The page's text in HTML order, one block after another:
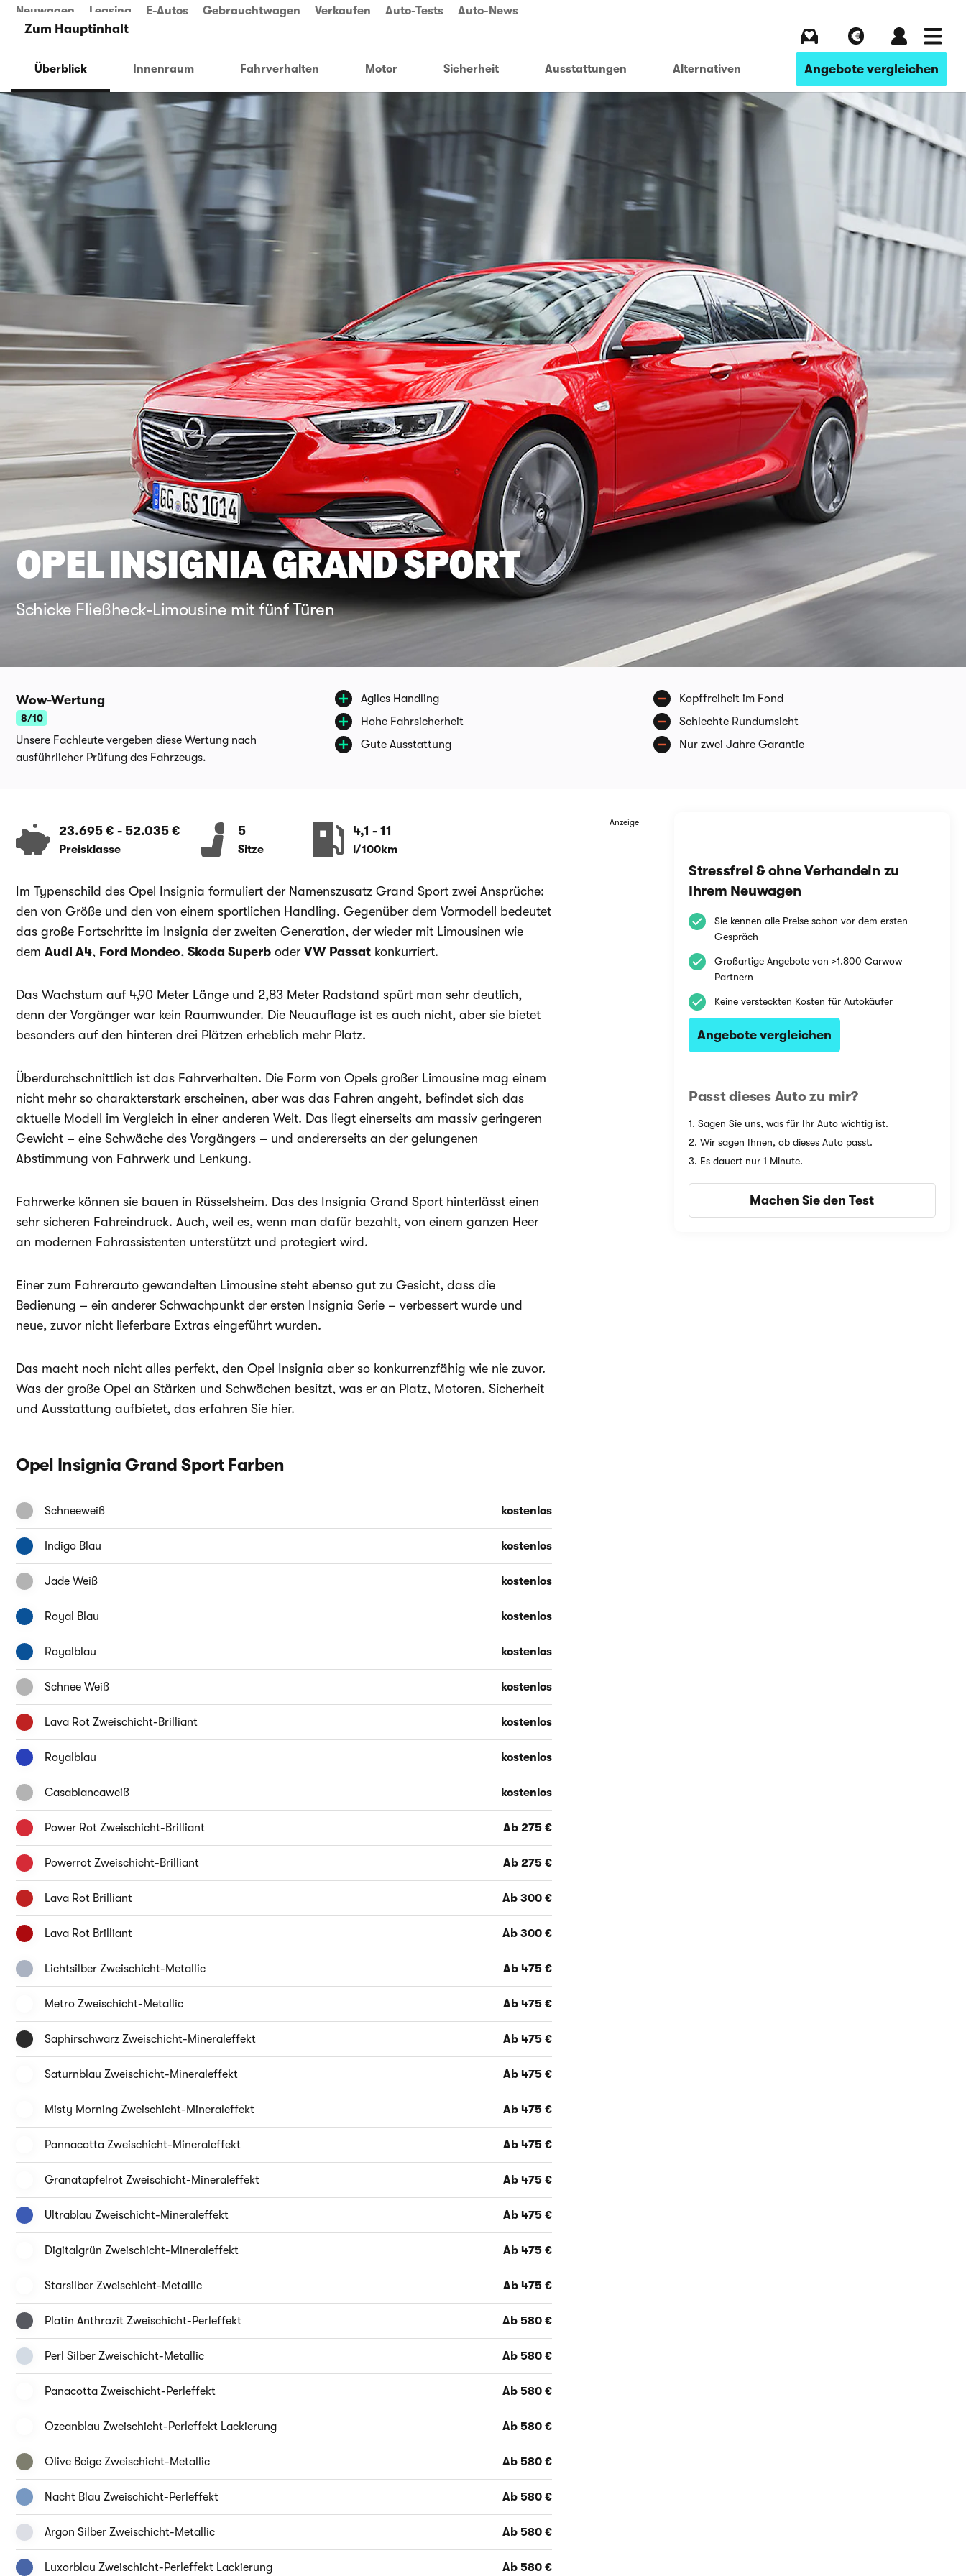
Zum Hauptinhalt
Neuwagen Leasing E-Autos Gebrauchtwagen Verkaufen Auto-Tests Auto-News
Kaufen Verkaufen Login Menü
Überblick Innenraum Fahrverhalten Motor Sicherheit Ausstattungen Alternativen Angebote vergleichen
OPEL INSIGNIA GRAND SPORT
Schicke Fließheck-Limousine mit fünf Türen
Wow-Wertung
8/10
Unsere Fachleute vergeben diese Wertung nach
ausführlicher Prüfung des Fahrzeugs.
Agiles Handling
Hohe Fahrsicherheit
Gute Ausstattung
Kopffreiheit im Fond
Schlechte Rundumsicht
Nur zwei Jahre Garantie
23.695 € - 52.035 €
Preisklasse
5
Sitze
4,1 - 11
l/100km
Im Typenschild des Opel Insignia formuliert der Namenszusatz Grand Sport zwei Ansprüche:
den von Größe und den von einem sportlichen Handling. Gegenüber dem Vormodell bedeutet
das große Fortschritte im Insignia der zweiten Generation, der wieder mit Limousinen wie
dem Audi A4, Ford Mondeo, Skoda Superb oder VW Passat konkurriert.
Das Wachstum auf 4,90 Meter Länge und 2,83 Meter Radstand spürt man sehr deutlich,
denn der Vorgänger war kein Raumwunder. Die Neuauflage ist es auch nicht, aber sie bietet
besonders auf den hinteren drei Plätzen erheblich mehr Platz.
Überdurchschnittlich ist das Fahrverhalten. Die Form von Opels großer Limousine mag einem
nicht mehr so charakterstark erscheinen, aber was das Fahren angeht, befindet sich das
aktuelle Modell im Vergleich in einer anderen Welt. Das liegt einerseits am massiv geringeren
Gewicht – eine Schwäche des Vorgängers – und andererseits an der gelungenen
Abstimmung von Fahrwerk und Lenkung.
Fahrwerke können sie bauen in Rüsselsheim. Das des Insignia Grand Sport hinterlässt einen
sehr sicheren Fahreindruck. Auch, weil es, wenn man dafür bezahlt, von einem ganzen Heer
an modernen Fahrassistenten unterstützt und protegiert wird.
Einer zum Fahrerauto gewandelten Limousine steht ebenso gut zu Gesicht, dass die
Bedienung – ein anderer Schwachpunkt der ersten Insignia Serie – verbessert wurde und
neue, zuvor nicht lieferbare Extras eingeführt wurden.
Das macht noch nicht alles perfekt, den Opel Insignia aber so konkurrenzfähig wie nie zuvor.
Was der große Opel an Stärken und Schwächen besitzt, was er an Platz, Motoren, Sicherheit
und Ausstattung aufbietet, das erfahren Sie hier.
Opel Insignia Grand Sport Farben
Schneeweiß kostenlos
Indigo Blau kostenlos
Jade Weiß kostenlos
Royal Blau kostenlos
Royalblau kostenlos
Schnee Weiß kostenlos
Lava Rot Zweischicht-Brilliant kostenlos
Royalblau kostenlos
Casablancaweiß kostenlos
Power Rot Zweischicht-Brilliant Ab 275 €
Powerrot Zweischicht-Brilliant Ab 275 €
Lava Rot Brilliant Ab 300 €
Lava Rot Brilliant Ab 300 €
Lichtsilber Zweischicht-Metallic Ab 475 €
Metro Zweischicht-Metallic Ab 475 €
Saphirschwarz Zweischicht-Mineraleffekt Ab 475 €
Saturnblau Zweischicht-Mineraleffekt Ab 475 €
Misty Morning Zweischicht-Mineraleffekt Ab 475 €
Pannacotta Zweischicht-Mineraleffekt Ab 475 €
Granatapfelrot Zweischicht-Mineraleffekt Ab 475 €
Ultrablau Zweischicht-Mineraleffekt Ab 475 €
Digitalgrün Zweischicht-Mineraleffekt Ab 475 €
Starsilber Zweischicht-Metallic Ab 475 €
Platin Anthrazit Zweischicht-Perleffekt Ab 580 €
Perl Silber Zweischicht-Metallic Ab 580 €
Panacotta Zweischicht-Perleffekt Ab 580 €
Ozeanblau Zweischicht-Perleffekt Lackierung Ab 580 €
Olive Beige Zweischicht-Metallic Ab 580 €
Nacht Blau Zweischicht-Perleffekt Ab 580 €
Argon Silber Zweischicht-Metallic Ab 580 €
Luxorblau Zweischicht-Perleffekt Lackierung Ab 580 €
Stressfrei & ohne Verhandeln zu
Ihrem Neuwagen
Sie kennen alle Preise schon vor dem ersten
Gespräch
Großartige Angebote von >1.800 Carwow
Partnern
Keine versteckten Kosten für Autokäufer
Angebote vergleichen
Passt dieses Auto zu mir?
1. Sagen Sie uns, was für Ihr Auto wichtig ist.
2. Wir sagen Ihnen, ob dieses Auto passt.
3. Es dauert nur 1 Minute.
Machen Sie den Test
Anzeige